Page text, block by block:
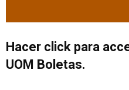
Hacer click para
UOM Boletas.